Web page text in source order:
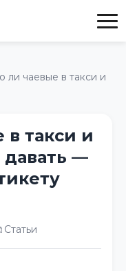
ли чаевые в такси и
такси и
давать —
Статьи